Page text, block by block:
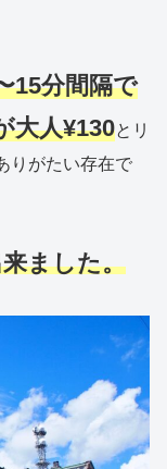
15分間隔で
大人¥130とリ
りがたい存在で
ました。